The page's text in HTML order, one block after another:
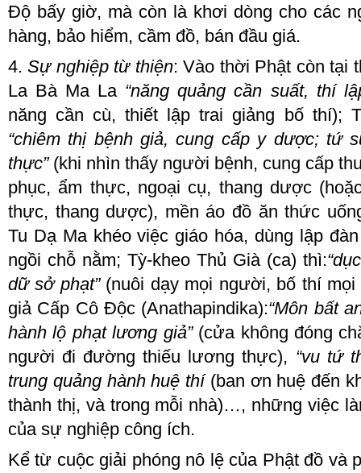
Độ bấy giờ, mà còn là khơi dòng cho các
hàng, bảo hiểm, cầm đồ, bán đầu giá.
4.Sự nghiệp từ thiện: Vào thời Phật còn tại
La Bà Ma La “năng quảng cần suất, thí
năng cần cù, thiết lập trai giảng bố thí);
“chiêm thị bệnh giả, cung cấp y dược; tứ
thực”(khi nhìn thấy người bệnh, cung cấp
phục, ẩm thực, ngoại cụ, thang dược
thực, thang dược), mền áo đồ ăn thức
Tu Dạ Ma khéo việc giáo hóa, dùng lập
ngồi chỗ nằm; Tỳ-kheo Thủ Già(ca) thì:“d
dữ sở phạt”(nuôi dạy mọi người, bố thí mọi
giả Cấp Cô Độc (Anathapindika):“Môn bất
hành lộ phạt lương giả”(cửa không đóng
người đi đường thiếu lương thực), “vu tứ
trung quảng hành huệ thí (ban ơn huệ đến
thành thị, và trong mỗi nhà)…, những việc
của sự nghiệp công ích.
Kể từ cuộc giải phóng nô lệ của Phật đồ và